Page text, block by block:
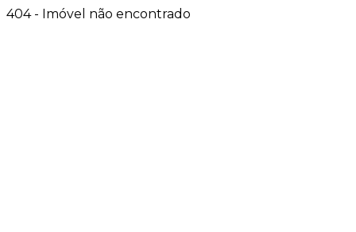
404 - Imóvel não encontrado